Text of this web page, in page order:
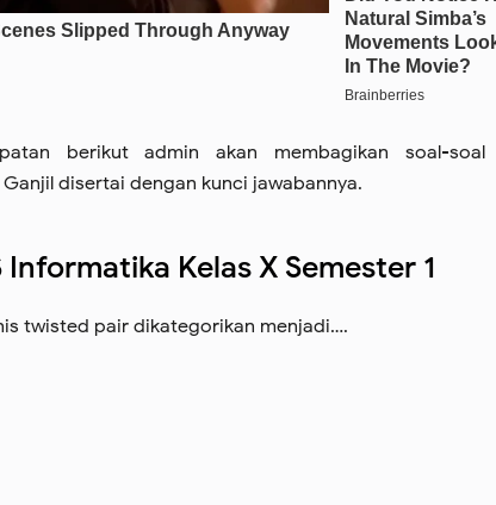
berikut admin akan membagikan soal-soal
disertai dengan kunci jawabannya.
Informatika Kelas X Semester 1
twisted pair dikategorikan menjadi….